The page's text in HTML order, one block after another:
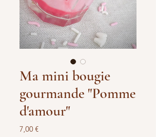
Ma mini bougie
gourmande "Pomme
d'amour"
7,00 €Prix